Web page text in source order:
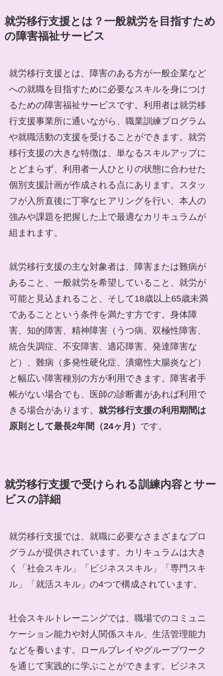
就労移行支援とは？一般就労を目指すため
の障害福祉サービス
就労移行支援とは、障害のある方が一般企業など
への就職を目指すために必要なスキルを身につけ
るための障害福祉サービスです。利用者は就労移
行支援事業所に通いながら、職業訓練プログラム
や就職活動の支援を受けることができます。就労
移行支援の大きな特徴は、単なるスキルアップに
とどまらず、利用者一人ひとりの状態に合わせた
個別支援計画が作成される点にあります。スタッ
フが入所直後に丁寧なヒアリングを行い、本人の
強みや課題を把握した上で最適なカリキュラムが
組まれます。
就労移行支援の主な対象者は、障害または難病が
あること、一般就労を希望していること、就労が
可能と見込まれること、そして18歳以上65歳未満
であることという条件を満たす方です。身体障
害、知的障害、精神障害（うつ病、双極性障害、
統合失調症、不安障害、適応障害、発達障害な
ど）、難病（多発性硬化症、潰瘍性大腸炎など）
と幅広い障害種別の方が利用できます。障害者手
帳がない場合でも、医師の診断書があれば利用で
きる場合があります。 就労移行支援の利用期間は
原則として最長2年間（24ヶ月） です。
就労移行支援で受けられる訓練内容とサー
ビスの詳細
就労移行支援では、就職に必要なさまざまなプロ
グラムが提供されています。カリキュラムは大き
く「社会スキル」「ビジネススキル」「専門スキ
ル」「就活スキル」の4つで構成されています。
社会スキルトレーニングでは、職場でのコミュニ
ケーション能力や対人関係スキル、生活管理能力
などを養います。ロールプレイやグループワーク
を通じて実践的に学ぶことができます。ビジネス